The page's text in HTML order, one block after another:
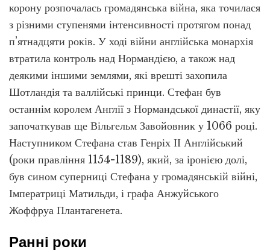
корону розпочалась громадянська війна, яка точилася
з різними ступенями інтенсивності протягом понад
п’ятнадцяти років. У ході війни англійська монархія
втратила контроль над Нормандією, а також над
деякими іншими землями, які врешті захопила
Шотландія та валлійські принци. Стефан був
останнім королем Англії з Нормандської династії, яку
започаткував ще Вільгельм Завойовник у 1066 році.
Наступником Стефана став Генріх ІІ Англійський
(роки правління 1154-1189), який, за іронією долі,
був сином суперниці Стефана у громадянській війні,
Імператриці Матильди, і графа Анжуйського
Жоффруа Плантагенета.
Ранні роки